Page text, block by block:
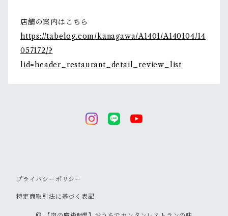
店舗の案内はこちら
https://tabelog.com/kanagawa/A1401/A140104/14
057172/?
lid=header_restaurant_detail_review_list
プライバシーポリシー
特定商取引法に基づく表記